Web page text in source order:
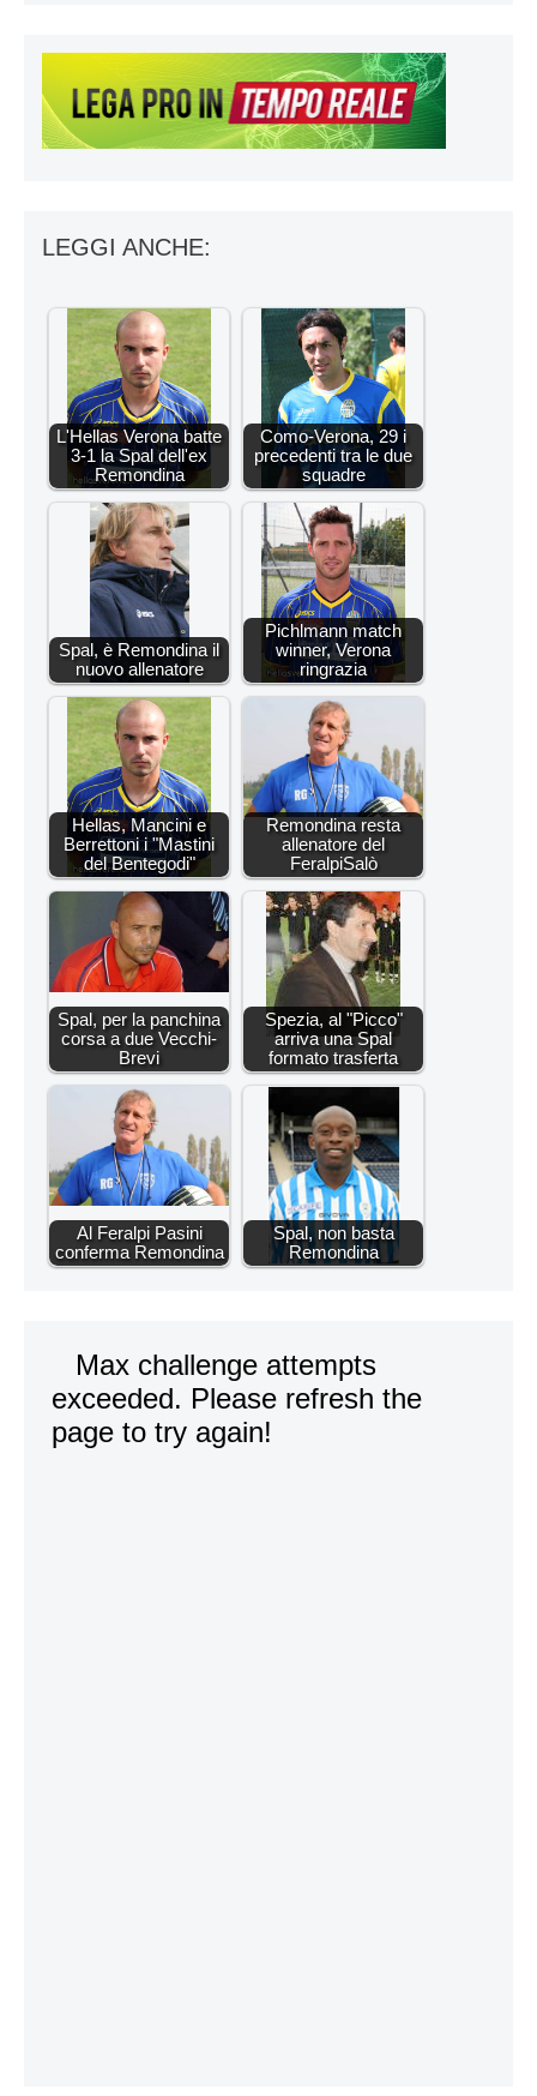
LEGGI ANCHE:
L'Hellas Verona batte
3-1 la Spal dell'ex
Remondina
Como-Verona, 29 i
precedenti tra le due
squadre
Spal, è Remondina il
nuovo allenatore
Pichlmann match
winner, Verona
ringrazia
Hellas, Mancini e
Berrettoni i "Mastini
del Bentegodi"
Remondina resta
allenatore del
FeralpiSalò
Spal, per la panchina
corsa a due Vecchi-
Brevi
Spezia, al "Picco"
arriva una Spal
formato trasferta
Al Feralpi Pasini
conferma Remondina
Spal, non basta
Remondina